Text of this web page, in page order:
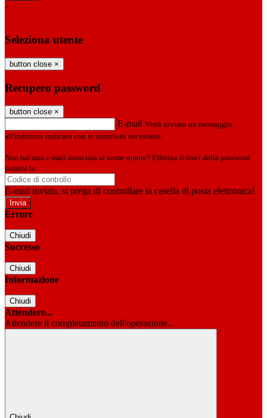
-
Seleziona utente
button close ×
Recupero password
button close ×
E-mail Verrà inviato un messaggio
all'indirizzo indicato con le istruzioni necessarie.
Non hai una e-mail associata al nome utente? Effettua il reset della password
tramite la
E-mail inviata, si prega di controllare la casella di posta elettronica!
Errore
Chiudi
Successo
Chiudi
Informazione
Chiudi
Attendere...
Attendere il completamento dell'operazione...